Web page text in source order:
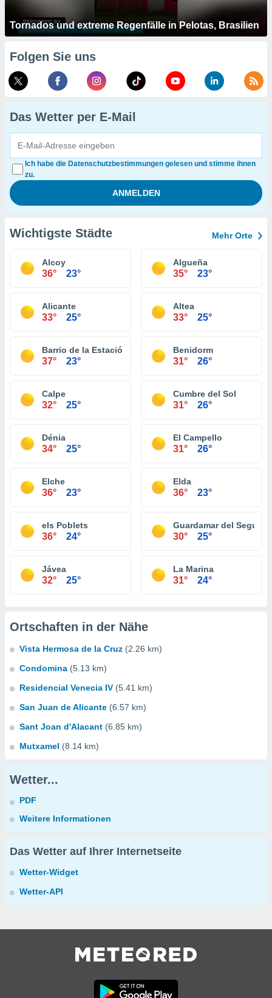
Tornados und extreme Regenfälle in Pelotas, Brasilien
Folgen Sie uns
Das Wetter per E-Mail
Ich habe die Datenschutzbestimmungen gelesen und stimme ihnen
zu.
Wichtigste Städte Mehr Orte
Alcoy
36° 23°
Algueña
35° 23°
Alicante
33° 25°
Altea
33° 25°
Barrio de la Estación de Crevillente
37° 23°
Benidorm
31° 26°
Calpe
32° 25°
Cumbre del Sol
31° 26°
Dénia
34° 25°
El Campello
31° 26°
Elche
36° 23°
Elda
36° 23°
els Poblets
36° 24°
Guardamar del Segura
30° 25°
Jávea
32° 25°
La Marina
31° 24°
Ortschaften in der Nähe
Vista Hermosa de la Cruz (2.26 km)
Condomina (5.13 km)
Residencial Venecia IV (5.41 km)
San Juan de Alicante (6.57 km)
Sant Joan d'Alacant (6.85 km)
Mutxamel (8.14 km)
Wetter...
PDF
Weitere Informationen
Das Wetter auf Ihrer Internetseite
Wetter-Widget
Wetter-API